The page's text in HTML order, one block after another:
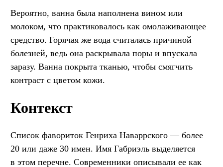
Вероятно, ванна была наполнена вином или
молоком, что практиковалось как омолаживающее
средство. Горячая же вода считалась причиной
болезней, ведь она раскрывала поры и впускала
заразу. Ванна покрыта тканью, чтобы смягчить
контраст с цветом кожи.
Контекст
Список фавориток Генриха Наваррского — более
20 или даже 30 имен. Имя Габриэль выделяется
в этом перечне. Современники описывали ее как